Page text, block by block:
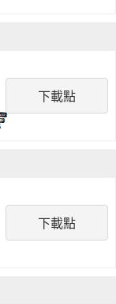
下載點
下載點